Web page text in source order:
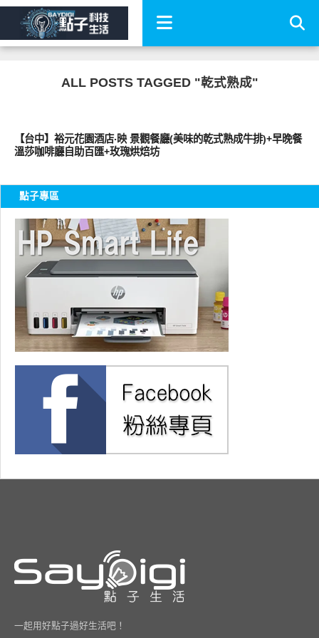
ALL POSTS TAGGED "乾式熟成"
【台中】裕元花園酒店‧映 景觀餐廳(美味的乾式熟成牛排)+早晚餐
溫莎咖啡廳自助百匯+玫瑰烘焙坊
點子專區
一起用好點子過好生活吧！